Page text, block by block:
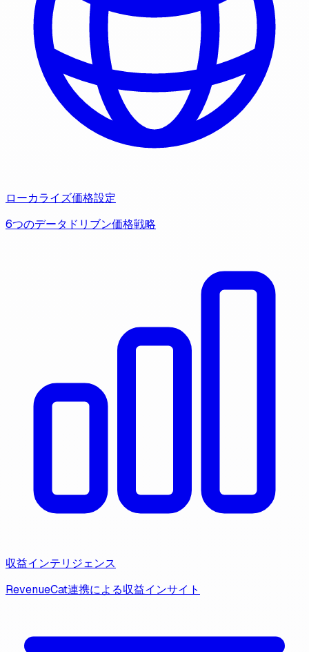
ローカライズ価格設定
6つのデータドリブン価格戦略
収益インテリジェンス
RevenueCat連携による収益インサイト